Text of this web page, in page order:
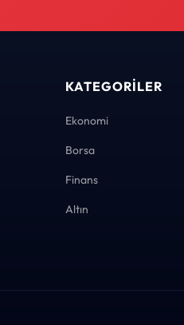
KATEGORILER
Ekonomi
Borsa
Finans
Altın